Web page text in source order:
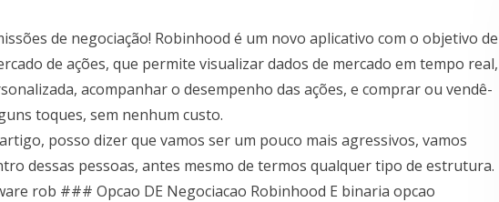
de negociação! Robinhood é um novo aplicativo com o objetivo de
de ações, que permite visualizar dados de mercado em tempo real,
acompanhar o desempenho das ações, e comprar ou vendê-
toques, sem nenhum custo.
posso dizer que vamos ser um pouco mais agressivos, vamos
dessas pessoas, antes mesmo de termos qualquer tipo de estrutura.
rob ### Opcao DE Negociacao Robinhood E binaria opcao